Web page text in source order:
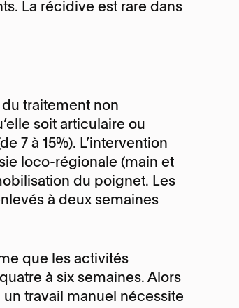
La récidive est rare dans
traitement non
soit articulaire ou
7 à 15%). L’intervention
loco-régionale (main et
du poignet. Les
à deux semaines
que les activités
à six semaines. Alors
travail manuel nécessite